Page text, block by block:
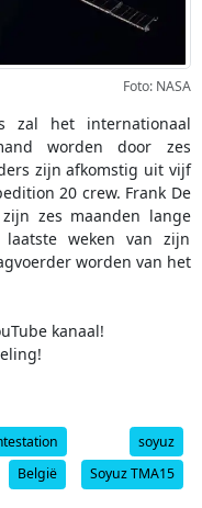
Foto: NASA
zal het internationaal
worden door zes
zijn afkomstig uit vijf
20 crew. Frank De
zes maanden lange
laatste weken van zijn
worden van het
kanaal!
soyuz
België
Soyuz TMA15